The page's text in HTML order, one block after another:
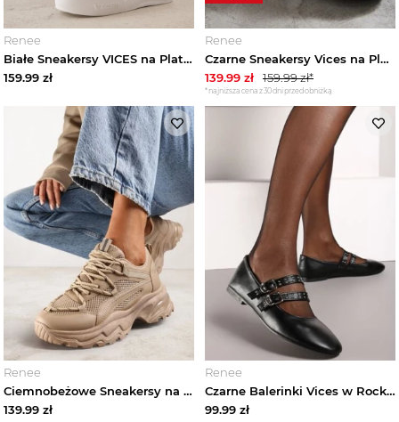
Renee
Białe Sneakersy VICES na Platformie z Metaliczną Aplikacją i Napisem Beli
159.99 zł
Renee
Czarne Sneakersy Vices na Platformie Ozdobione Metaliczną Aplikacją Tatellia
139.99 zł 159.99zł*
*najniższa cena z 30 dni przed obniżką
Renee
Ciemnobeżowe Sneakersy na Masywnej Podeszwie z Siateczkowym Wstawkami i Ozdobnymi Sznurówkami Ollavia Vices Beżowy
139.99 zł
Renee
Czarne Balerinki Vices w Rockowym Stylu z Paskami i Sprzączkami Kikirae
99.99 zł